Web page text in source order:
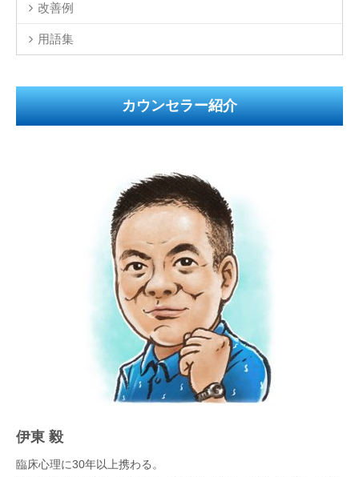
改善例
用語集
カウンセラー紹介
伊東 毅
臨床心理に30年以上携わる。